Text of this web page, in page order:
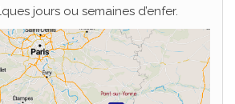
jours ou semaines d’enfer.